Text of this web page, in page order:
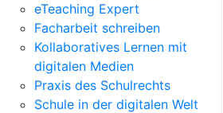
eTeaching Expert
Facharbeit schreiben
Kollaboratives Lernen mit
digitalen Medien
Praxis des Schulrechts
Schule in der digitalen Welt